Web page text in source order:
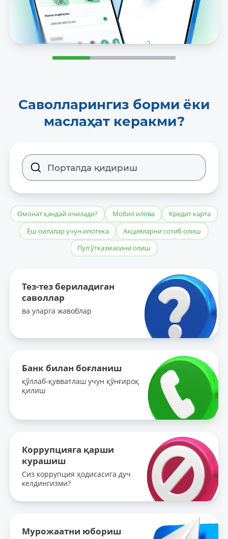
Саволларингиз борми ёки
маслаҳат керакми?
Омонат қандай очилади? Мобил илова
Кредит карта
Ёш оилалар учун ипотека
Акцияларни сотиб олиш
Пул ўтказмасини олиш
Тез-тез бериладиган
саволлар
ва уларга жавоблар
Банк билан боғланиш
қўллаб-қувватлаш учун қўнғироқ
қилиш
Коррупцияга қарши
курашиш
Сиз коррупция ҳодисасига дуч
келдингизми?
Мурожаатни юбориш